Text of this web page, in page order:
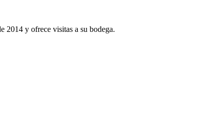
2014 y ofrece visitas a su bodega.